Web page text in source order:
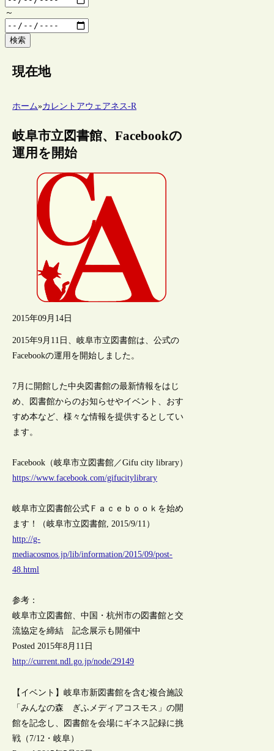
～
検索
現在地
ホーム»カレントアウェアネス-R
岐阜市立図書館、Facebookの
運用を開始
2015年09月14日
2015年9月11日、岐阜市立図書館は、公式の
Facebookの運用を開始しました。
7月に開館した中央図書館の最新情報をはじ
め、図書館からのお知らせやイベント、おす
すめ本など、様々な情報を提供するとしてい
ます。
Facebook（岐阜市立図書館／Gifu city library）
https://www.facebook.com/gifucitylibrary
岐阜市立図書館公式Ｆａｃｅｂｏｏｋを始め
ます！（岐阜市立図書館, 2015/9/11）
http://g-
mediacosmos.jp/lib/information/2015/09/post-
48.html
参考：
岐阜市立図書館、中国・杭州市の図書館と交
流協定を締結 記念展示も開催中
Posted 2015年8月11日
http://current.ndl.go.jp/node/29149
【イベント】岐阜市新図書館を含む複合施設
「みんなの森 ぎふメディアコスモス」の開
館を記念し、図書館を会場にギネス記録に挑
戦（7/12・岐阜）